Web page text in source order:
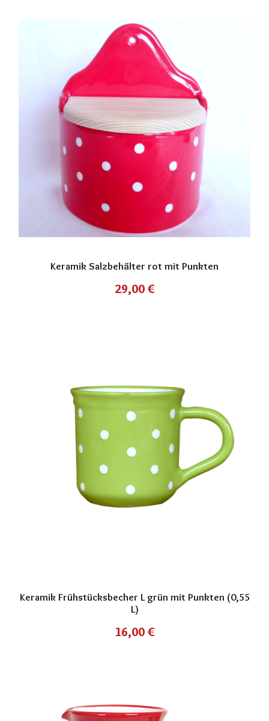
Keramik Salzbehälter rot mit Punkten
29,00 €
Keramik Frühstücksbecher L grün mit Punkten (0,55
L)
16,00 €